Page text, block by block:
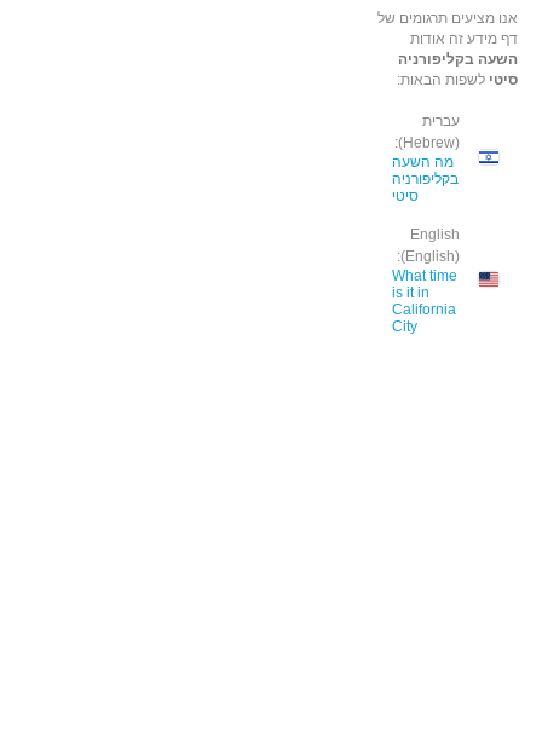
אנו מציעים תרגומים של
דף מידע זה אודות
השעה בקליפורניה
סיטי לשפות הבאות:
עברית
(Hebrew):
מה השעה
בקליפורניה
סיטי
English
(English):
What time
is it in
California
City